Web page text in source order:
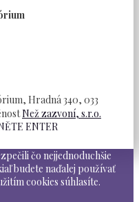
Hradná 340, 033
Než zazvoní, s.r.o.
ENTER
čo nejjednoduchšie
budete naďalej používať
cookies súhlasíte.